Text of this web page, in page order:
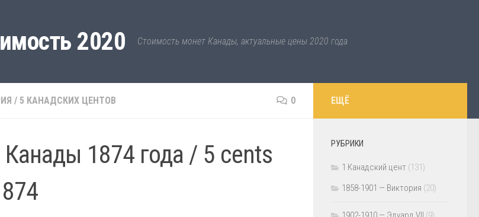
2020 Стоимость монет Канады, актуальные цены 2020 года
/ 5 КАНАДСКИХ ЦЕНТОВ 0
Канады 1874 года / 5 cents
ЕЩЁ
РУБРИКИ
1 Канадский цент (131)
1858-1901 — Виктория (20)